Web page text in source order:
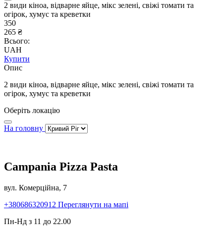
2 види кіноа, відварне яйце, мікс зелені, свіжі томати та
огірок, хумус та креветки
350
265 ₴
Всього:
UAH
Купити
Опис
2 види кіноа, відварне яйце, мікс зелені, свіжі томати та
огірок, хумус та креветки
Оберіть локацію
На головну
Campania Pizza Pasta
вул. Комерційна, 7
+380686320912 Переглянути на мапі
Пн-Нд з 11 до 22.00